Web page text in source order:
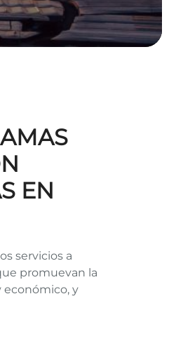
EN
servicios a
promuevan la
económico, y